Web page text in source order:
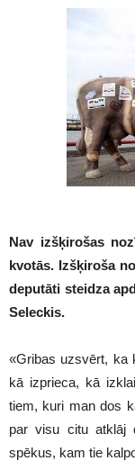
Nav izšķirošas
kvotās. Izšķiroša
deputāti steidza
Seleckis.
«Gribas uzsvērt, ka
kā izprieca, kā
tiem, kuri man dos
par visu citu atklāj
spēkus, kam tie